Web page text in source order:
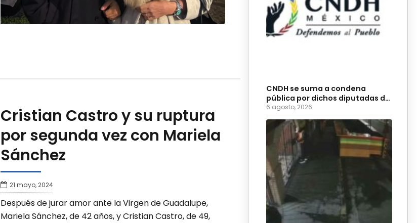
Cristian Castro y su ruptura
por segunda vez con Mariela
Sánchez
21 mayo, 2024
Después de jurar amor ante la Virgen de Guadalupe,
Mariela Sánchez, de 42 años, y Cristian Castro, de 49,
CNDH se suma a condena
pública por dichos diputadas de
Morena
6 agosto, 2026